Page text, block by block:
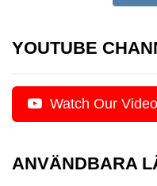
YOUTUBE
Watch Our
ANVÄNDBARA